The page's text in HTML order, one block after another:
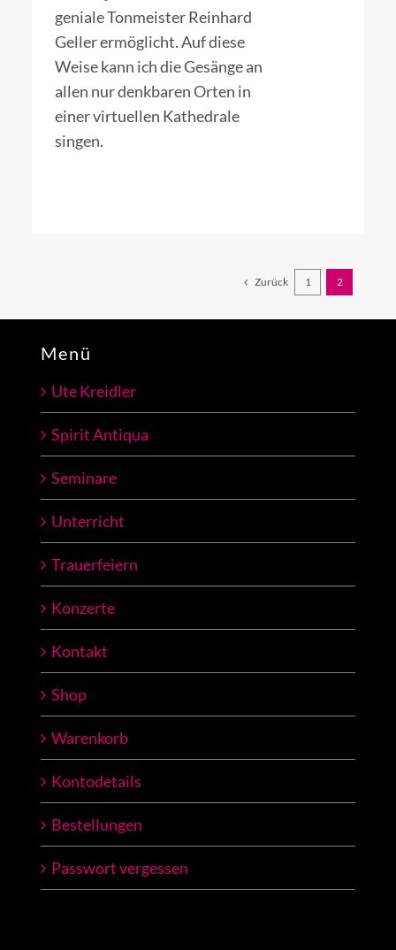
geniale Tonmeister Reinhard
Geller ermöglicht. Auf diese
Weise kann ich die Gesänge an
allen nur denkbaren Orten in
einer virtuellen Kathedrale
singen.
Zurück 1 2
Menü
Ute Kreidler
Spirit Antiqua
Seminare
Unterricht
Trauerfeiern
Konzerte
Kontakt
Shop
Warenkorb
Kontodetails
Bestellungen
Passwort vergessen